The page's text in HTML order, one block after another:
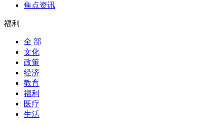
焦点资讯
福利
全 部
文化
政策
经济
教育
福利
医疗
生活